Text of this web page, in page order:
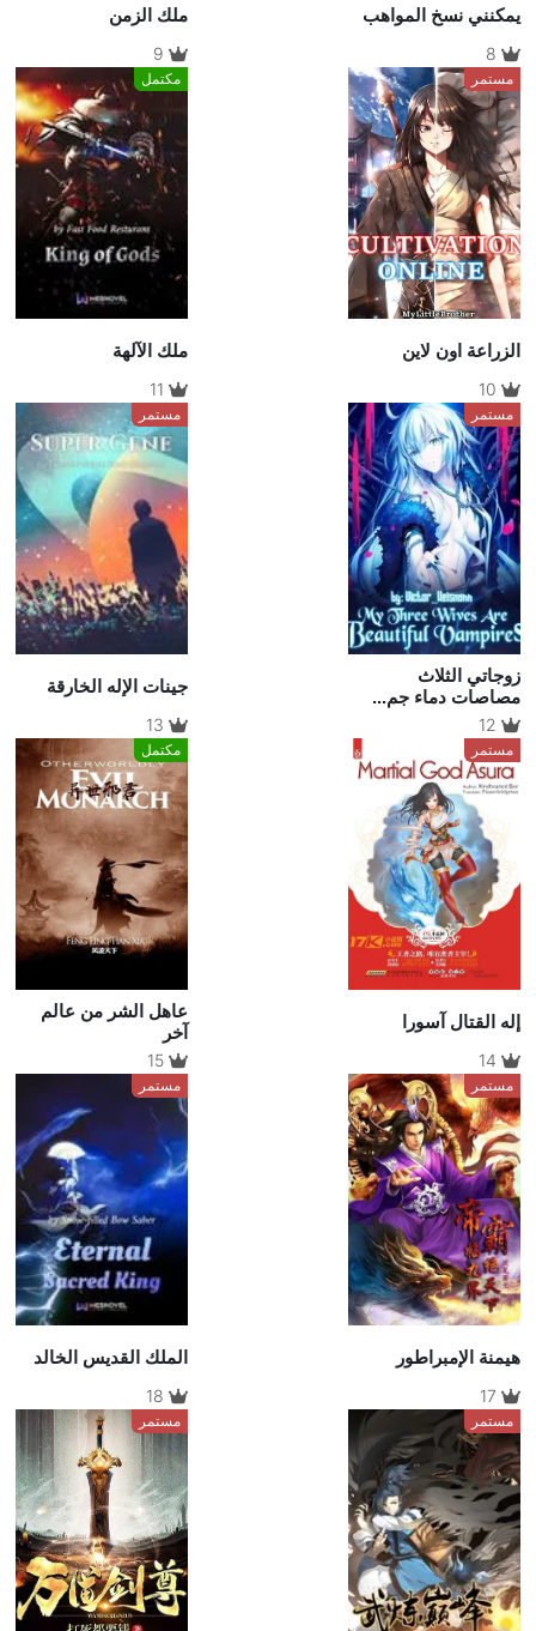
يمكنني نسخ المواهب
8
ملك الزمن
9
مستمر
الزراعة اون لاين
10
مكتمل
ملك الآلهة
11
مستمر
زوجاتي الثلاث
مصاصات دماء جم...
12
مستمر
جينات الإله الخارقة
13
مستمر
إله القتال آسورا
14
مكتمل
عاهل الشر من عالم
آخر
15
مستمر
هيمنة الإمبراطور
17
مستمر
الملك القديس الخالد
18
مستمر مستمر